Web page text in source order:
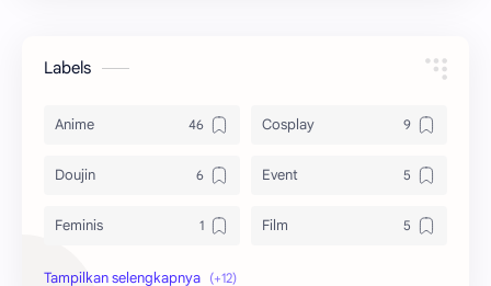
Labels
Anime Cosplay
Doujin Event
Feminis Film
Game